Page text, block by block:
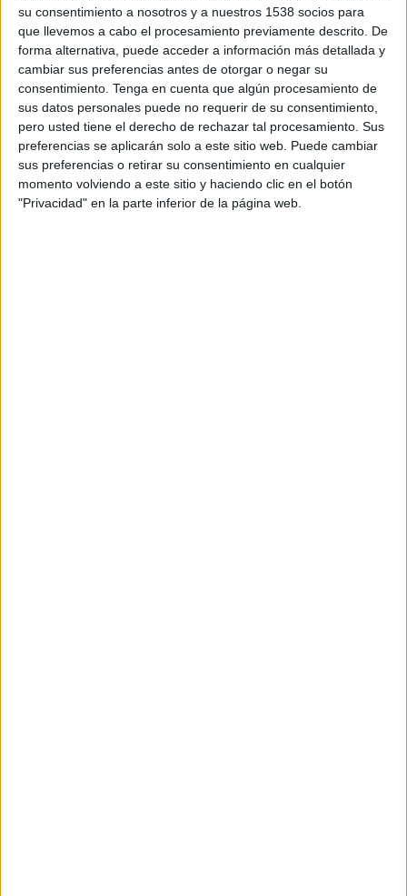
su consentimiento a nosotros y a nuestros 1538 socios para
que llevemos a cabo el procesamiento previamente descrito. De
forma alternativa, puede acceder a información más detallada y
cambiar sus preferencias antes de otorgar o negar su
consentimiento. Tenga en cuenta que algún procesamiento de
sus datos personales puede no requerir de su consentimiento,
pero usted tiene el derecho de rechazar tal procesamiento. Sus
preferencias se aplicarán solo a este sitio web. Puede cambiar
sus preferencias o retirar su consentimiento en cualquier
momento volviendo a este sitio y haciendo clic en el botón
"Privacidad" en la parte inferior de la página web.
todos los prefijos del diccionario hasta que se nos
acaben las ideas sobre una de las cosas que más
debe importar a marcas y agencias: alcanzar a su
público objetivo. Pero ¿es tan difícil para la marca
impactar en su consumidor? Sí, sin duda. No se
trata de que las empresas no sepan a qué público
dirigirse -con una buena utilización del big data el
margen de error es nimio, aunque siempre puede
haber sorpresas- sino que hay que hacerlo bien.
Hay que saber transmitir el mensaje a ese target